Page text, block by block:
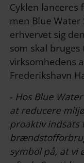
Cyklen lanceres
men Blue
erhvervet sig
som skal
virksomhedens
Frederikshavn
- Hos Blue
at reducere
proaktiv indsats
symbol på, at vi